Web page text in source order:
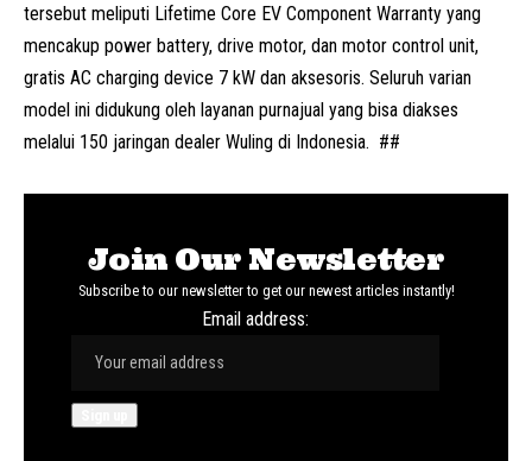
tersebut meliputi Lifetime Core EV Component Warranty yang
mencakup power battery, drive motor, dan motor control unit,
gratis AC charging device 7 kW dan aksesoris. Seluruh varian
model ini didukung oleh layanan purnajual yang bisa diakses
melalui 150 jaringan dealer Wuling di Indonesia. ##
Join Our Newsletter
Subscribe to our newsletter to get our newest articles instantly!
Email address: